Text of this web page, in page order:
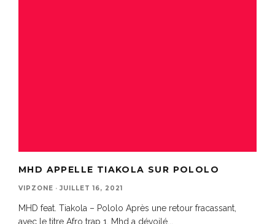
MHD APPELLE TIAKOLA SUR POLOLO
VIPZONE · JUILLET 16, 2021
MHD feat. Tiakola – Pololo Après une retour fracassant,
avec le titre Afro trap 1, Mhd a dévoilé